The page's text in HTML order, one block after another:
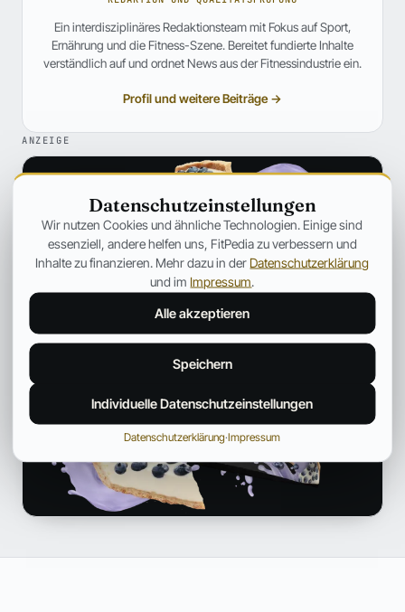
Ein interdisziplinäres Redaktionsteam mit Fokus auf Sport,
Ernährung und die Fitness-Szene. Bereitet fundierte Inhalte
verständlich auf und ordnet News aus der Fitnessindustrie ein.
Profil und weitere Beiträge →
ANZEIGE
Datenschutzeinstellungen
Wir nutzen Cookies und ähnliche Technologien. Einige sind
essenziell, andere helfen uns, FitPedia zu verbessern und
Inhalte zu finanzieren. Mehr dazu in der Datenschutzerklärung
und im Impressum
Alle akzeptieren
Speichern
Individuelle Datenschutzeinstellungen
Datenschutzerklärung·Impressum